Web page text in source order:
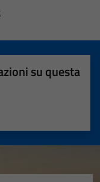
su questa